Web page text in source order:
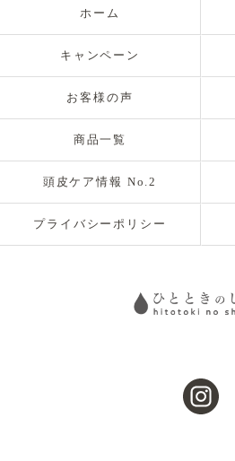
ホーム
キャンペーン
お客様の声
商品一覧
頭皮ケア情報 No.2
プライバシーポリシー